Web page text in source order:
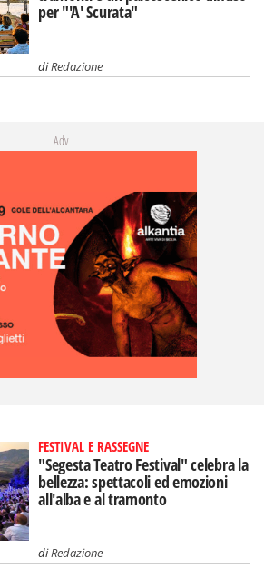
per "'A' Scurata"
diRedazione
Adv
FESTIVAL E RASSEGNE
"Segesta Teatro Festival" celebra la
bellezza: spettacoli ed emozioni
all'alba e al tramonto
diRedazione